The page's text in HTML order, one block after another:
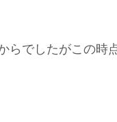
らでしたがこの時